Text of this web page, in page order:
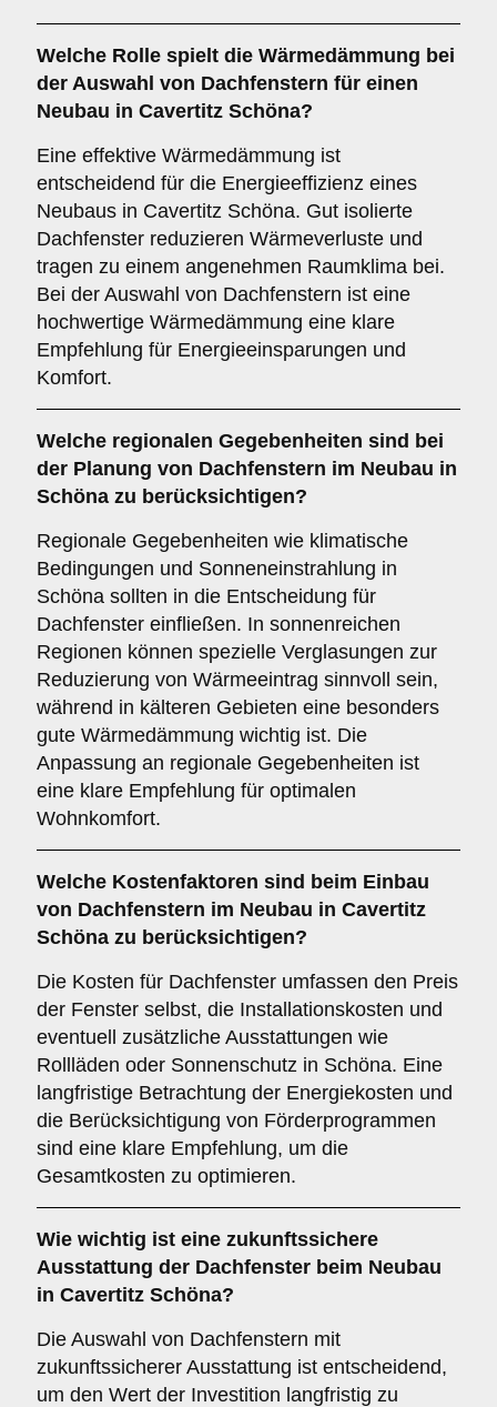
Welche Rolle spielt die Wärmedämmung bei
der Auswahl von Dachfenstern für einen
Neubau in Cavertitz Schöna?
Eine effektive Wärmedämmung ist
entscheidend für die Energieeffizienz eines
Neubaus in Cavertitz Schöna. Gut isolierte
Dachfenster reduzieren Wärmeverluste und
tragen zu einem angenehmen Raumklima bei.
Bei der Auswahl von Dachfenstern ist eine
hochwertige Wärmedämmung eine klare
Empfehlung für Energieeinsparungen und
Komfort.
Welche regionalen Gegebenheiten sind bei
der Planung von Dachfenstern im Neubau in
Schöna zu berücksichtigen?
Regionale Gegebenheiten wie klimatische
Bedingungen und Sonneneinstrahlung in
Schöna sollten in die Entscheidung für
Dachfenster einfließen. In sonnenreichen
Regionen können spezielle Verglasungen zur
Reduzierung von Wärmeeintrag sinnvoll sein,
während in kälteren Gebieten eine besonders
gute Wärmedämmung wichtig ist. Die
Anpassung an regionale Gegebenheiten ist
eine klare Empfehlung für optimalen
Wohnkomfort.
Welche Kostenfaktoren sind beim Einbau
von Dachfenstern im Neubau in Cavertitz
Schöna zu berücksichtigen?
Die Kosten für Dachfenster umfassen den Preis
der Fenster selbst, die Installationskosten und
eventuell zusätzliche Ausstattungen wie
Rollläden oder Sonnenschutz in Schöna. Eine
langfristige Betrachtung der Energiekosten und
die Berücksichtigung von Förderprogrammen
sind eine klare Empfehlung, um die
Gesamtkosten zu optimieren.
Wie wichtig ist eine zukunftssichere
Ausstattung der Dachfenster beim Neubau
in Cavertitz Schöna?
Die Auswahl von Dachfenstern mit
zukunftssicherer Ausstattung ist entscheidend,
um den Wert der Investition langfristig zu